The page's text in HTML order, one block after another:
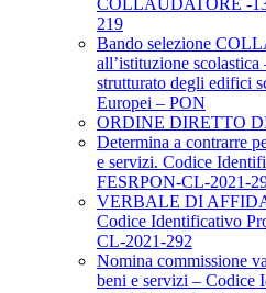
COLLAUDATORE -
219
Bando selezione
all’istituzione
strutturato degli edifici
Europei – PON
ORDINE DIRETTO
Determina a contrarre
e servizi. Codice
FESRPON-CL-2021-
VERBALE DI
Codice Identificativo
CL-2021-292
Nomina commissione
beni e servizi – Codice